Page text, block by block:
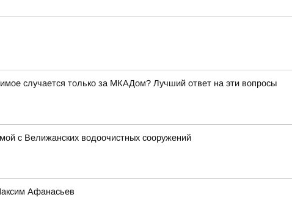
случается только за МКАДом? Лучший ответ на эти вопросы
с Велижанских водоочистных сооружений
Афанасьев